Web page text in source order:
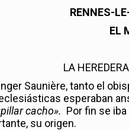
RENNES-
EL
LA
Saunière, tanto el
esperaban
cacho». Por fin se
su origen.